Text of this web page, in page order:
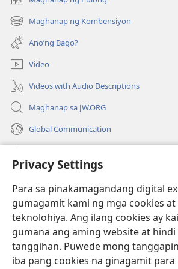
Privacy Settings
Para sa pinakamagandang digital
gumagamit kami ng mga cookies
teknolohiya. Ang ilang cookies ay
gumana ang aming website at
tanggihan. Puwede mong
iba pang cookies na ginagamit
(may
bubukas
na
bagong
window)
Maghanap ng Kombensiyon
(may
bubukas
na
bagong
window)
Ano’ng Bago?
Video
Videos with Audio Descriptions
Maghanap sa JW.ORG
Global Communication
(may
na
bagong
window)
Watchtower ONLINE LIBRARY™
(may
bubukas
na
bagong
window)
JW Hub ®
(may
bubukas
®